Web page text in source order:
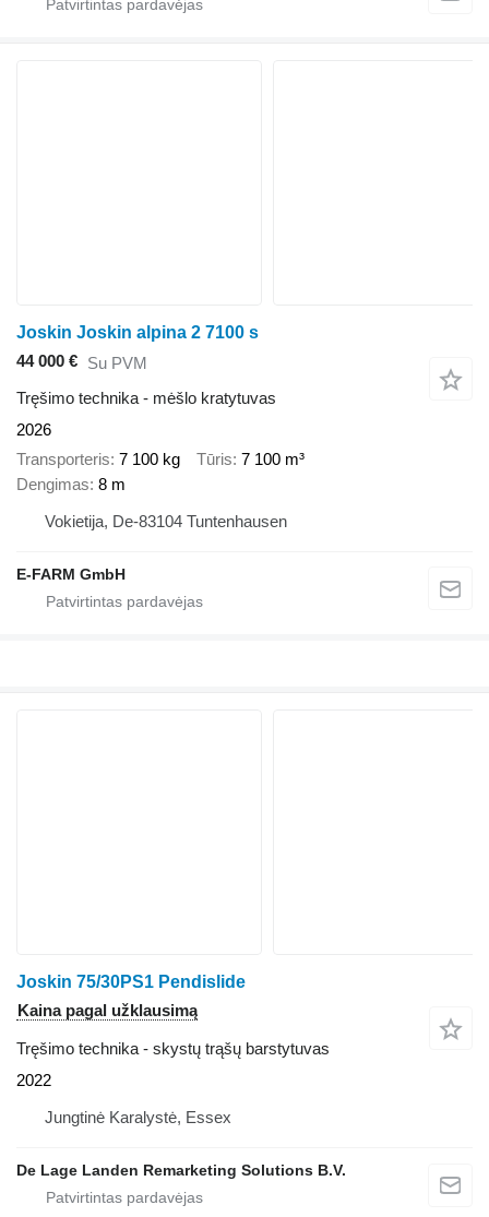
Joskin Joskin alpina 2 7100 s
44 000 € Su PVM
Tręšimo technika - mėšlo kratytuvas
2026
Transporteris 7 100 kg Tūris 7 100 m³
Dengimas 8 m
Vokietija, De-83104 Tuntenhausen
E-FARM GmbH
Joskin 75/30PS1 Pendislide
Kaina pagal užklausimą
Tręšimo technika - skystų trąšų barstytuvas
2022
Jungtinė Karalystė, Essex
De Lage Landen Remarketing Solutions B.V.